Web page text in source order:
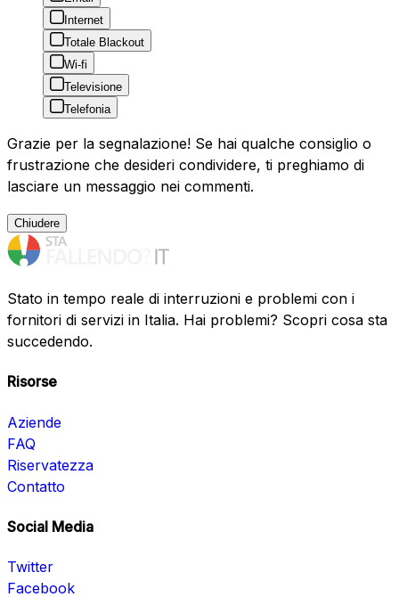
Internet
Totale Blackout
Wi-fi
Televisione
Telefonia
Grazie per la segnalazione! Se hai qualche consiglio o
frustrazione che desideri condividere, ti preghiamo di
lasciare un messaggio nei commenti.
Chiudere
Stato in tempo reale di interruzioni e problemi con i
fornitori di servizi in Italia. Hai problemi? Scopri cosa sta
succedendo.
Risorse
Aziende
FAQ
Riservatezza
Contatto
Social Media
Twitter
Facebook